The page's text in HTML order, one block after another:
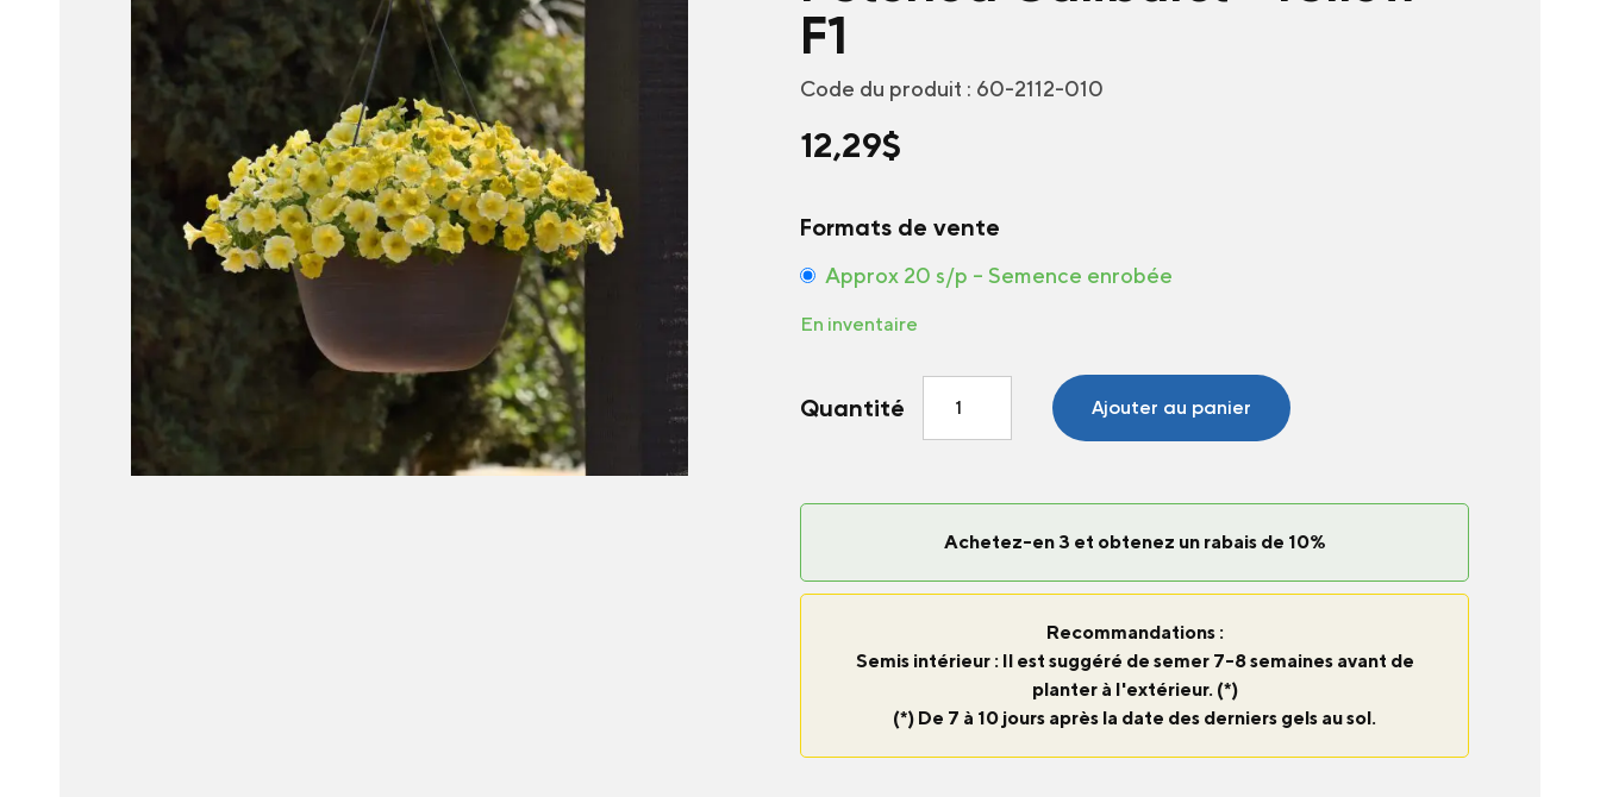
F1
Code du produit : 60-2112-010
12,29$
Formats de vente
Approx 20 s/p – Semence enrobée
En inventaire
Quantité
Petchoa
Yellow
Ajouter au panier
Achetez-en 3 et obtenez un rabais de 10%
Recommandations :
Semis intérieur : Il est suggéré de semer 7-8 semaines avant de
planter à l'extérieur. (*)
(*) De 7 à 10 jours après la date des derniers gels au sol.